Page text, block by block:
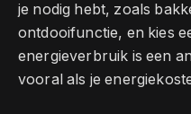
je nodig hebt, zoals
ontdooifunctie, en kies
energieverbruik is een
vooral als je